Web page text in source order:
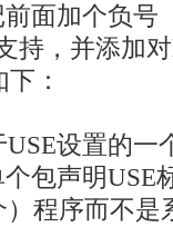
面加个负号
持，并添加
：
USE设置的一
包声明USE
程序而不是